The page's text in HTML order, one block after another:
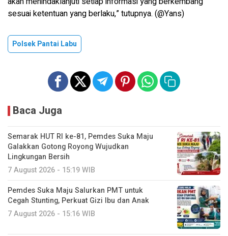
sesuai ketentuan yang berlaku,” tutupnya. (@Yans)
Polsek Pantai Labu
Baca Juga
Semarak HUT RI ke-81, Pemdes Suka Maju
Galakkan Gotong Royong Wujudkan
Lingkungan Bersih
7 August 2026 - 15:19 WIB
Pemdes Suka Maju Salurkan PMT untuk
Cegah Stunting, Perkuat Gizi Ibu dan Anak
7 August 2026 - 15:16 WIB